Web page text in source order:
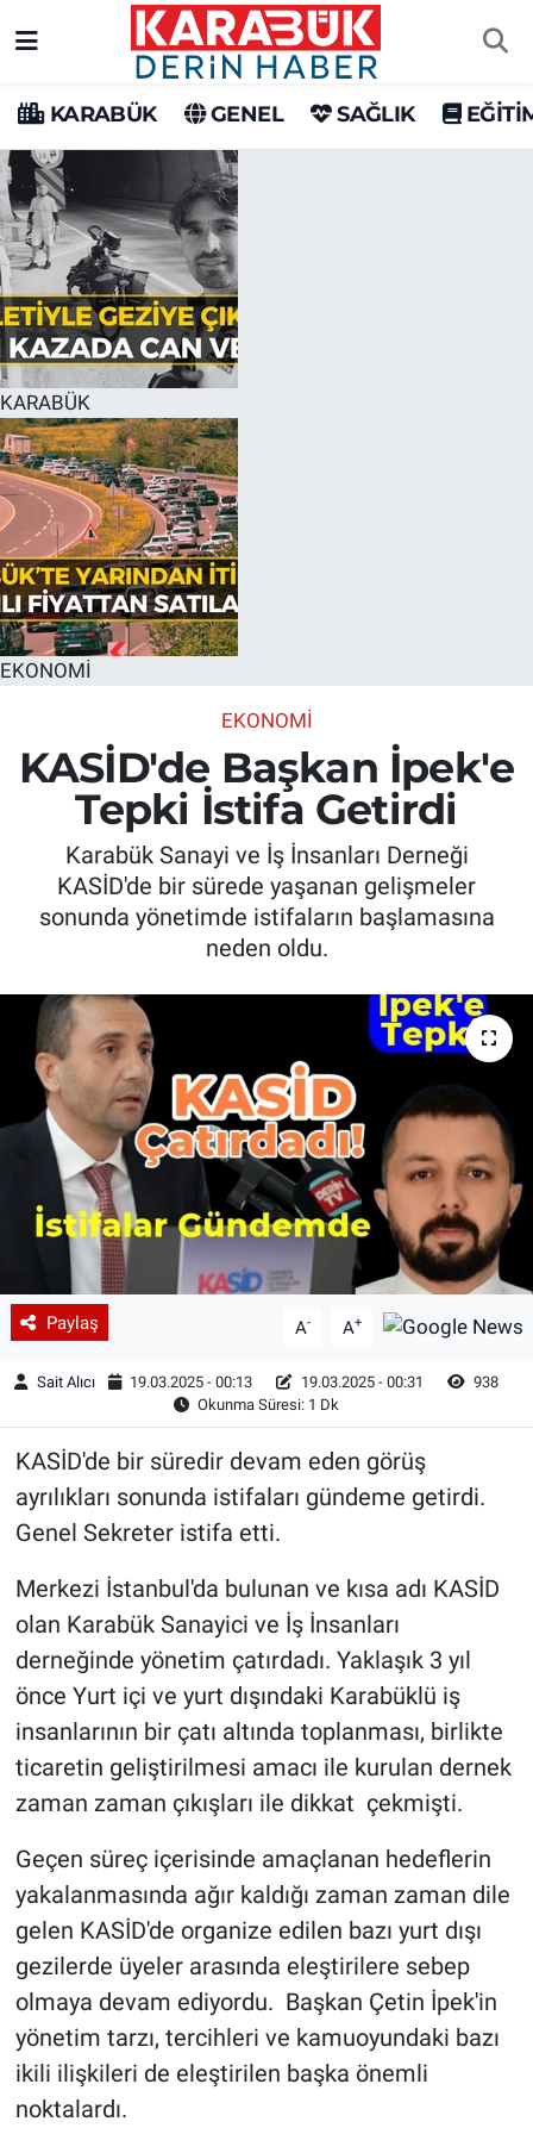
KARABÜK GENEL SAĞLIK
KARABÜK
EKONOMİ
EKONOMİ
KASİD'de Başkan İpek'e
Tepki İstifa Getirdi
Karabük Sanayi ve İş İnsanları Derneği
KASİD'de bir sürede yaşanan gelişmeler
sonunda yönetimde istifaların başlamasına
neden oldu.
Paylaş A- A+
Sait Alıcı 19.03.2025 - 00:13 19.03.2025 - 00:31
938
Okunma Süresi: 1 Dk
KASİD'de bir süredir devam eden görüş
ayrılıkları sonunda istifaları gündeme getirdi.
Genel Sekreter istifa etti.
Merkezi İstanbul'da bulunan ve kısa adı KASİD
olan Karabük Sanayici ve İş İnsanları
derneğinde yönetim çatırdadı. Yaklaşık 3 yıl
önce Yurt içi ve yurt dışındaki Karabüklü iş
insanlarının bir çatı altında toplanması, birlikte
ticaretin geliştirilmesi amacı ile kurulan dernek
zaman zaman çıkışları ile dikkat çekmişti.
Geçen süreç içerisinde amaçlanan hedeflerin
yakalanmasında ağır kaldığı zaman zaman dile
gelen KASİD'de organize edilen bazı yurt dışı
gezilerde üyeler arasında eleştirilere sebep
olmaya devam ediyordu. Başkan Çetin İpek'in
yönetim tarzı, tercihleri ve kamuoyundaki bazı
ikili ilişkileri de eleştirilen başka önemli
noktalardı.
Karabük Hava Durumu
Karabük Trafik Yoğunluk Haritası
Süper Lig Puan Durumu ve Fikstür
Tüm Manşetler
Son Dakika Haberleri
Haber Arşivi